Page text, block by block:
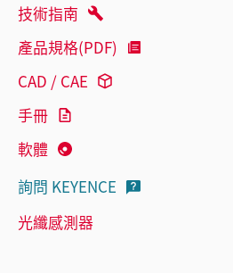
技術指南
產品規格(PDF)
CAD / CAE
手冊
軟體
詢問 KEYENCE
光纖感測器